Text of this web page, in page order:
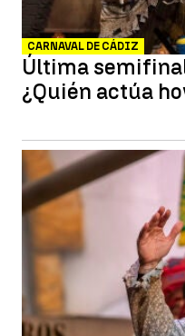
CARNAVAL DE CÁDIZ
Última
¿Quién actúa